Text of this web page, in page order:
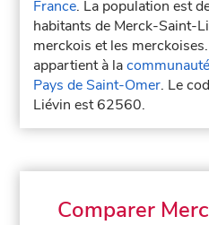
France. La population est
habitants de Merck-Saint-
merckois et les
appartient à la
Pays de Saint-Omer. Le
Liévin est 62560.
Comparer